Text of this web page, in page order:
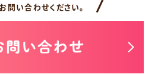
問い合わせください。